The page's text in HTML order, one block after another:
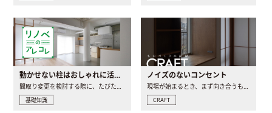
動かせない柱はおしゃれに活用！柱を魅せるリノベーション(リノベ)4選
間取り変更を検討する際に、たびたび皆さんの頭を悩ませる動か..
基礎知識
ノイズのないコンセント
現場が始まるとき、まず向き合うものの一つがコンセントです..
CRAFT